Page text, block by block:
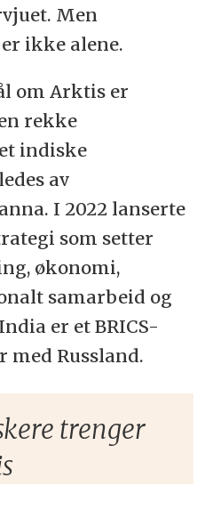
Men
ikke alene.
om Arktis er
rekke
indiske
av
I 2022 lanserte
som setter
økonomi,
samarbeid og
er et BRICS-
med Russland.
trenger